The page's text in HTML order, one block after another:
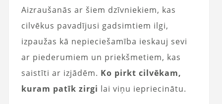
Aizraušanās ar šiem dzīvniekiem, kas
cilvēkus pavadījusi gadsimtiem ilgi,
izpaužas kā nepieciešamība ieskauj sevi
ar piederumiem un priekšmetiem, kas
saistīti ar izjādēm. Ko pirkt cilvēkam,
kuram patīk zirgi lai viņu iepriecinātu.